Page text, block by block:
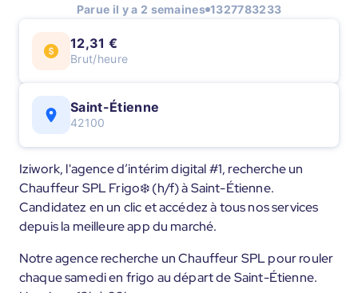
Parue il y a 2 semaines 1327783233
12,31 €
Brut/heure
Saint-Étienne
42100
Iziwork, l'agence d’intérim digital #1, recherche un
Chauffeur SPL Frigo❄️ (h/f) à Saint-Étienne.
Candidatez en un clic et accédez à tous nos services
depuis la meilleure app du marché.
Notre agence recherche un Chauffeur SPL pour rouler
chaque samedi en frigo au départ de Saint-Étienne.